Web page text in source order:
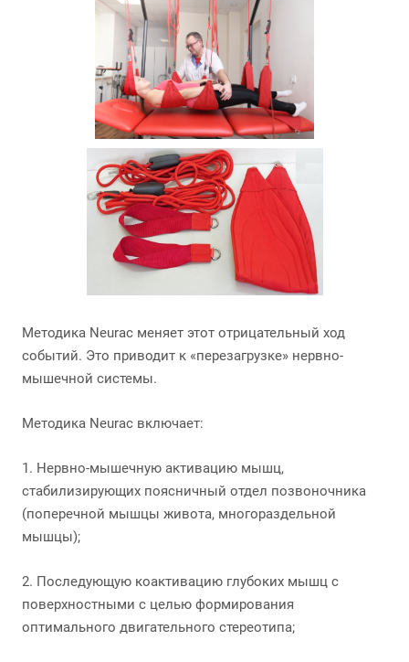
Методика Neurac меняет этот отрицательный ход
событий. Это приводит к «перезагрузке» нервно-
мышечной системы.
Методика Neurac включает:
1. Нервно-мышечную активацию мышц,
стабилизирующих поясничный отдел позвоночника
(поперечной мышцы живота, многораздельной
мышцы);
2. Последующую коактивацию глубоких мышц с
поверхностными с целью формирования
оптимального двигательного стереотипа;